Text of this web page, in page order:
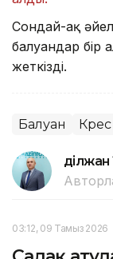
Сондай-ақ
балуандар бір
жеткізді.
Балуан Күрес
03:12, 09 Тамыз 2026